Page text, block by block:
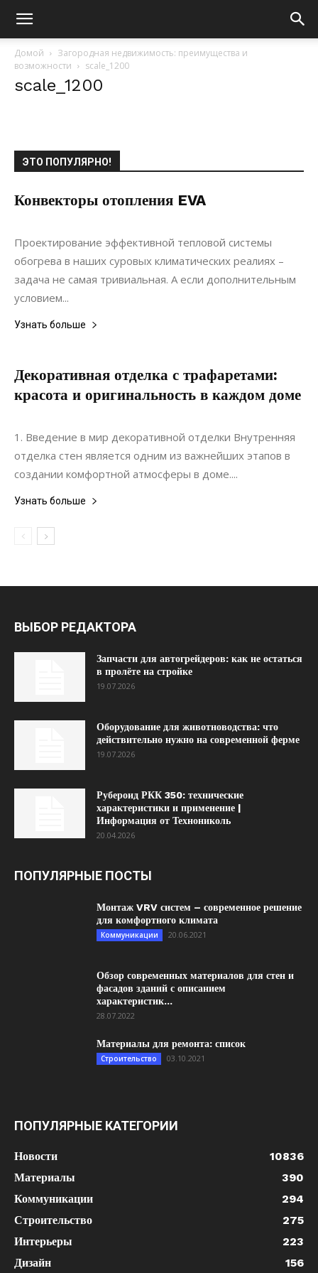
Домой
Загородная недвижимость: преимущества и
возможности
scale_1200
scale_1200
ЭТО ПОПУЛЯРНО!
Конвекторы отопления EVA
09.07.2019
Проектирование эффективной тепловой системы
обогрева в наших суровых климатических реалиях –
задача не самая тривиальная. А если дополнительным
условием...
Узнать больше
Декоративная отделка с трафаретами:
красота и оригинальность в каждом доме
24.04.2024 0
1. Введение в мир декоративной отделки Внутренняя
отделка стен является одним из важнейших этапов в
создании комфортной атмосферы в доме....
Узнать больше
ВЫБОР РЕДАКТОРА
Запчасти для автогрейдеров: как не остаться
в пролёте на стройке
19.07.2026
Оборудование для животноводства: что
действительно нужно на современной ферме
19.07.2026
Рубероид РКК 350: технические
характеристики и применение |
Информация от Технониколь
20.04.2026
ПОПУЛЯРНЫЕ ПОСТЫ
Монтаж VRV систем – современное решение
для комфортного климата
Коммуникации 20.06.2021
Обзор современных материалов для стен и
фасадов зданий с описанием
характеристик...
28.07.2022
Материалы для ремонта: список
Строительство 03.10.2021
ПОПУЛЯРНЫЕ КАТЕГОРИИ
Новости
10836
Материалы
390
Коммуникации
294
Строительство
275
Интерьеры
223
Дизайн
156